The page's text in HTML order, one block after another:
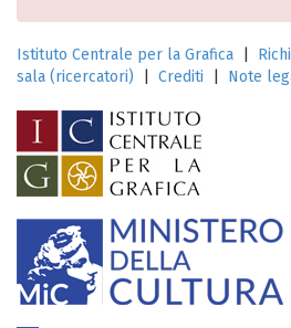
Istituto Centrale per la Grafica
sala (ricercatori)
Crediti Note